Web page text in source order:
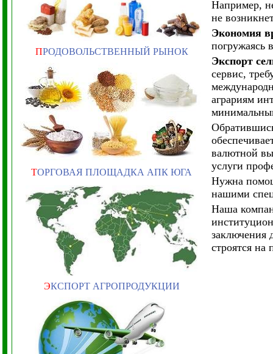
ПРОДОВОЛЬСТВЕННЫЙ РЫНОК
ТОРГОВАЯ ПЛОЩАДКА АПК ЮГА
ЭКСПОРТ АГРОПРОДУКЦИИ
Например,
не
Экономия
погружаясь
Экспорт
сервис,
аграриям
валютной
услуги
Нужна
нашими
Наша
заключения
строятся